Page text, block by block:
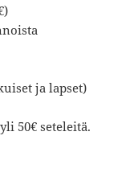
ja lapset)
50€ seteleitä.